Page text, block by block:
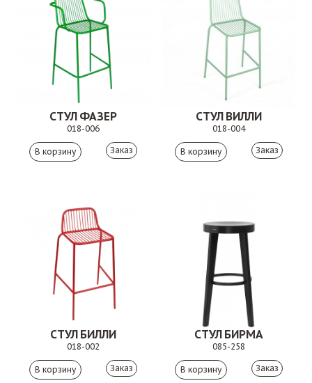
СТУЛ ФАЗЕР
018-006
Заказ
СТУЛ ВИЛЛИ
018-004
Заказ
СТУЛ БИЛЛИ
018-002
Заказ
СТУЛ БИРМА
085-258
Заказ